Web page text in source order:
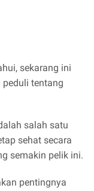
sekarang ini
tentang
salah satu
sehat secara
semakin pelik ini.
pentingnya